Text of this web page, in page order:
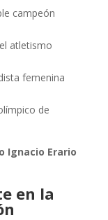
campeón
atletismo
femenina
de
Ignacio Erario
en la